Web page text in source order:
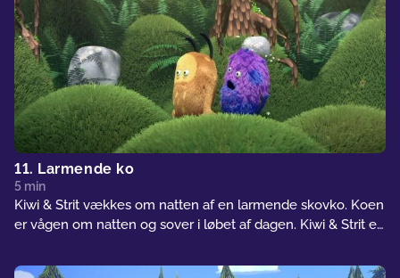
11. Larmende ko
5 min
Kiwi & Strit vækkes om natten af en larmende skovko. Koen
er vågen om natten og sover i løbet af dagen. Kiwi & Strit er
igen kan sove om natten.